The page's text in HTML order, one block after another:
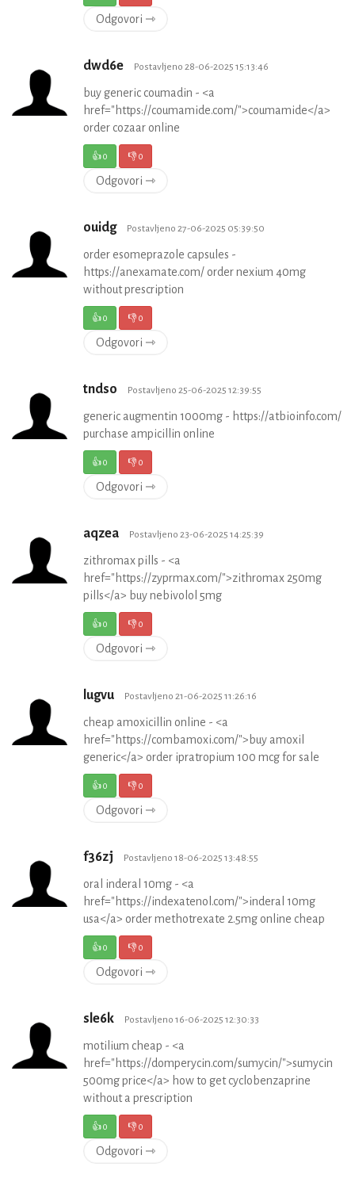
Odgovori ⇾
dwd6e Postavljeno 28-06-2025 15:13:46
buy generic coumadin - <a
href="https://coumamide.com/">coumamide</a>
order cozaar online
👍0 👎0
Odgovori ⇾
ouidg Postavljeno 27-06-2025 05:39:50
order esomeprazole capsules -
https://anexamate.com/ order nexium 40mg
without prescription
👍0 👎0
Odgovori ⇾
tndso Postavljeno 25-06-2025 12:39:55
generic augmentin 1000mg - https://atbioinfo.com/
purchase ampicillin online
👍0 👎0
Odgovori ⇾
aqzea Postavljeno 23-06-2025 14:25:39
zithromax pills - <a
href="https://zyprmax.com/">zithromax 250mg
pills</a> buy nebivolol 5mg
👍0 👎0
Odgovori ⇾
lugvu Postavljeno 21-06-2025 11:26:16
cheap amoxicillin online - <a
href="https://combamoxi.com/">buy amoxil
generic</a> order ipratropium 100 mcg for sale
👍0 👎0
Odgovori ⇾
f36zj Postavljeno 18-06-2025 13:48:55
oral inderal 10mg - <a
href="https://indexatenol.com/">inderal 10mg
usa</a> order methotrexate 2.5mg online cheap
👍0 👎0
Odgovori ⇾
sle6k Postavljeno 16-06-2025 12:30:33
motilium cheap - <a
href="https://domperycin.com/sumycin/">sumycin
500mg price</a> how to get cyclobenzaprine
without a prescription
👍0 👎0
Odgovori ⇾